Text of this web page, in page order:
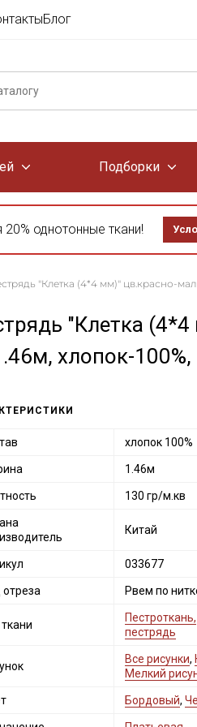
Блог
Подборки
20% однотонные ткани!
"Клетка (4*4 мм)" цв.красно-
"Клетка
хлопок-
хлопок 100%
1.46м
130 гр/м.кв
Китай
033677
отреза Рвем по
Пестроткань,
пестрядь
Все рисунки,
Мелкий
Бордовый,